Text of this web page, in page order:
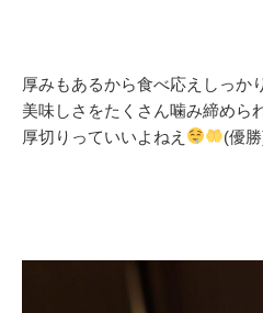
厚みもあるから食べ応えしっか
美味しさをたくさん噛み締めら
厚切りっていいよねえ
(優